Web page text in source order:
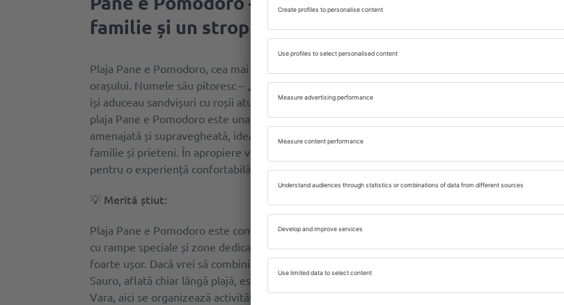
familie și un strop de tradiție italiană
Plaja Pane e Pomodoro, cea mai cunoscută plajă din Bari, se află la doar câteva minute de centrul
orașului. Numele său pitoresc – „pâine și roșie” – vine dintr-un obicei vechi: pe vremuri, localnicii
își aduceau sandvișuri cu roșii atunci când veneau aici pentru că zona nu avea restaurante. Astăzi,
plaja Pane e Pomodoro este una dintre cele mai populare plaje în Bari. Este curată, bine
amenajată și supravegheată, ideală pentru o zi liniștită la mare sau pentru distracție alături de
familie și prieteni. În apropiere vei găsi baruri, restaurante, dușuri și toalete, tot ce ai nevoie
pentru o experiență confortabilă la plajă.
💡 Merită știut:
Plaja Pane e Pomodoro este complet accesibilă persoanelor cu mobilitate redusă, fiind echipată
cu rampe speciale și zone dedicate. De asemenea, parcările publice din apropiere fac accesul
foarte ușor. Dacă vrei să combini relaxarea cu puțină mișcare, promenada Lungomare Nazario
Sauro, aflată chiar lângă plajă, este perfectă pentru plimbări sau alergare cu vedere la mare.
Vara, aici se organizează activități gratuite precum yoga sau zumba pe plajă. Aceasta este una